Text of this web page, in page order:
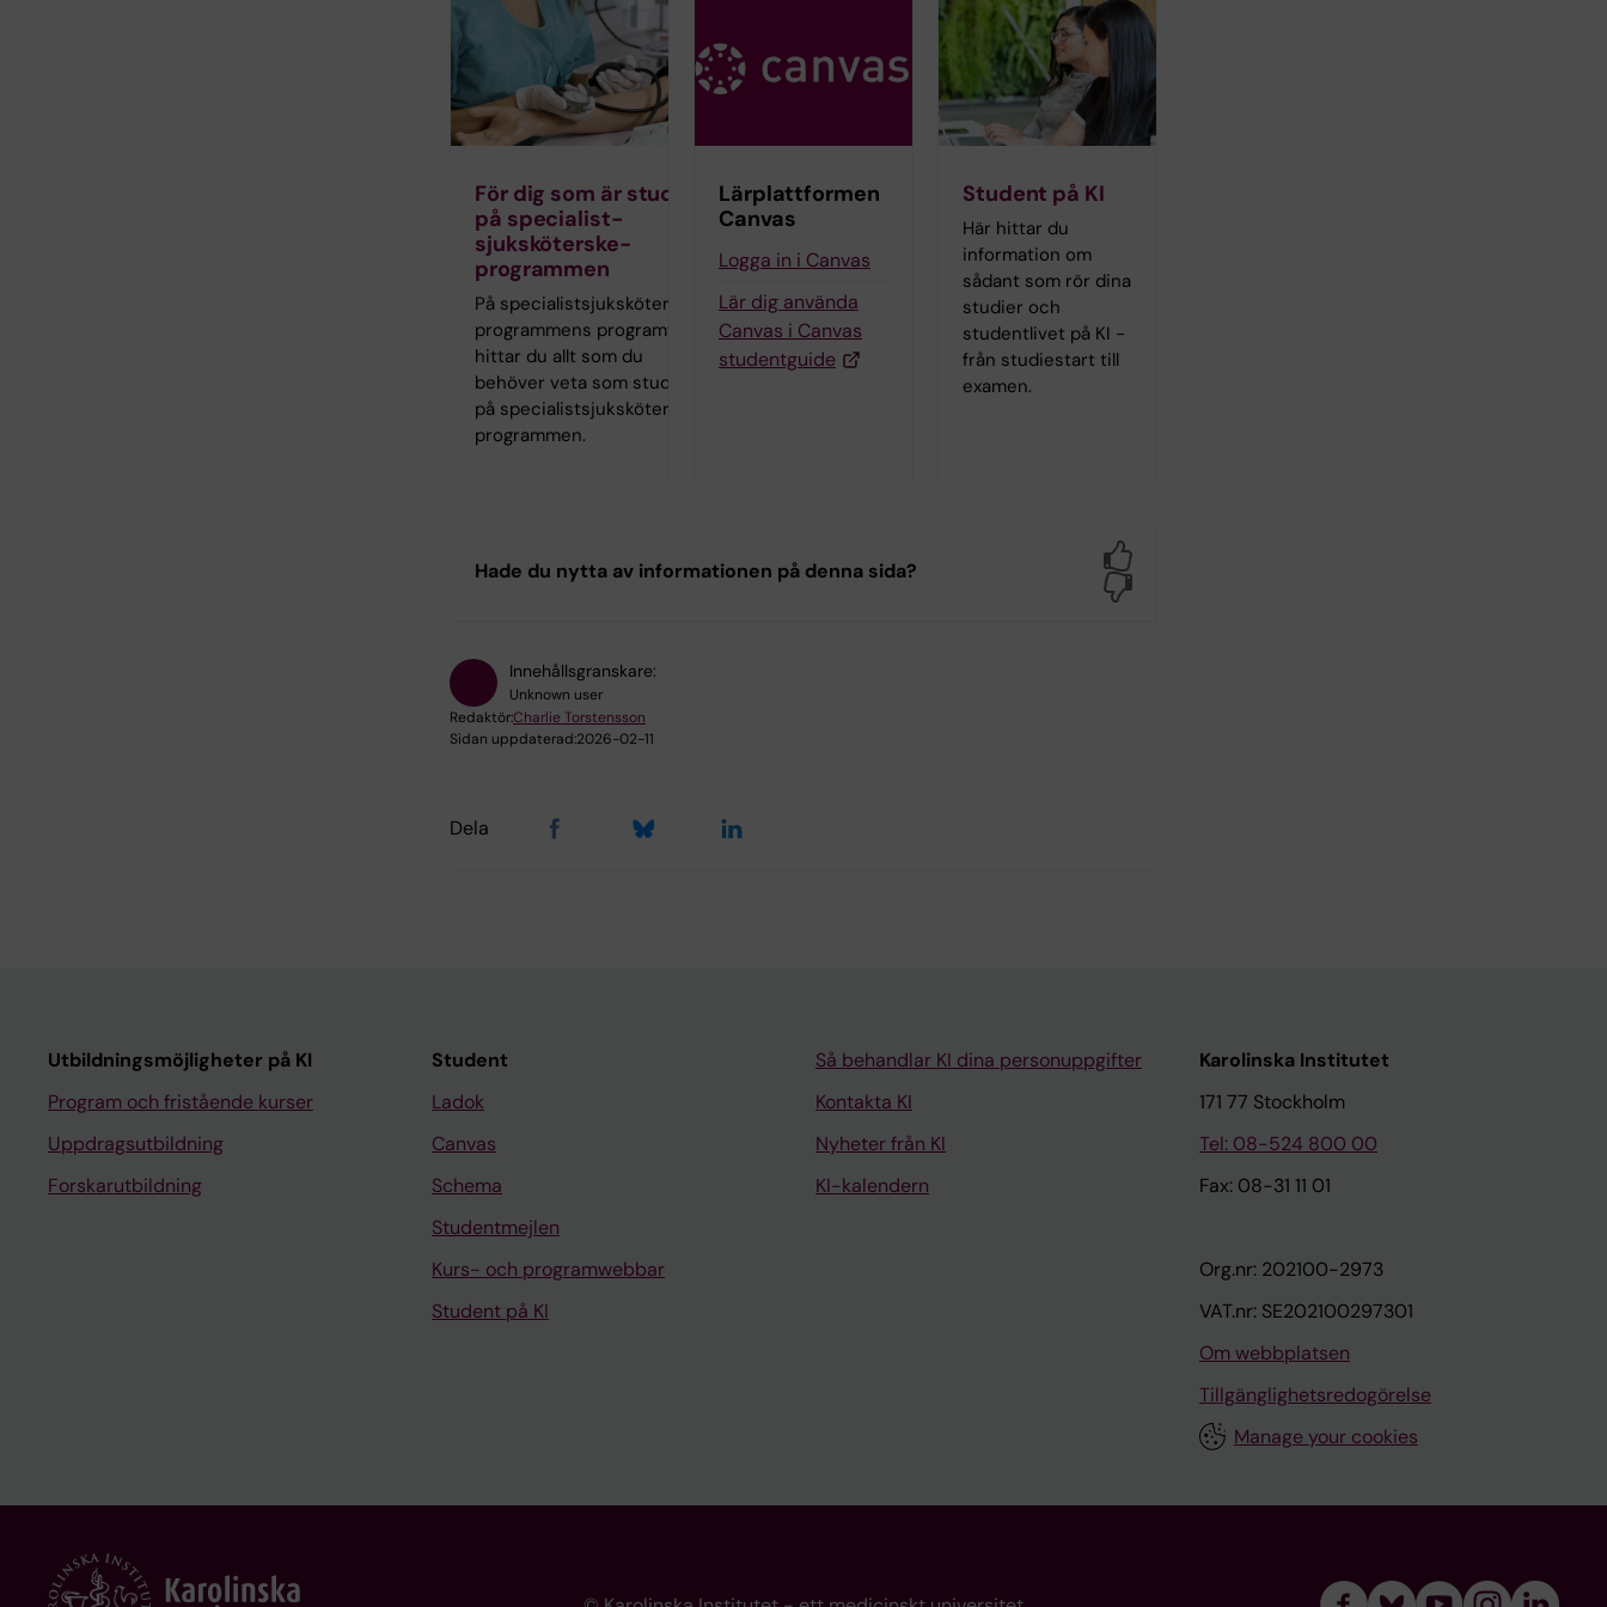
För dig som är student
på specialist­
sjuksköterske­
programmen
På specialist­sjuksköterske­
programmens programwebb
hittar du allt som du
behöver veta som student
på specialist­sjuksköterske­
programmen.
Lärplattformen
Canvas
Logga in i Canvas
Lär dig använda
Canvas i Canvas
studentguide
Student på KI
Här hittar du
information om
sådant som rör dina
studier och
studentlivet på KI -
från studiestart till
examen.
Hade du nytta av informationen på denna sida?
Innehållsgranskare:
Unknown user
Redaktör:Charlie Torstensson
Sidan uppdaterad:2026-02-11
Dela
Utbildningsmöjligheter på KI
Program och fristående kurser
Uppdragsutbildning
Forskarutbildning
Student
Ladok
Canvas
Schema
Studentmejlen
Kurs- och programwebbar
Student på KI
Så behandlar KI dina personuppgifter
Kontakta KI
Nyheter från KI
KI-kalendern
Karolinska Institutet
171 77 Stockholm
Tel: 08-524 800 00
Fax: 08-31 11 01
Org.nr: 202100-2973
VAT.nr: SE202100297301
Om webbplatsen
Tillgänglighetsredogörelse
Manage your cookies